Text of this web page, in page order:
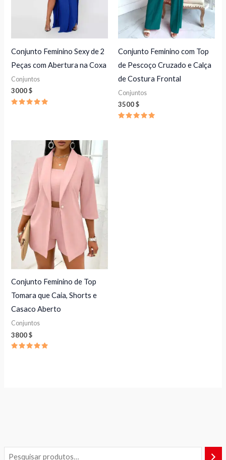
Conjunto Feminino Sexy de 2
Peças com Abertura na Coxa
Conjuntos
3000$
Conjunto Feminino com Top
de Pescoço Cruzado e Calça
de Costura Frontal
Conjuntos
3500$
Conjunto Feminino de Top
Tomara que Caia, Shorts e
Casaco Aberto
Conjuntos
3800$